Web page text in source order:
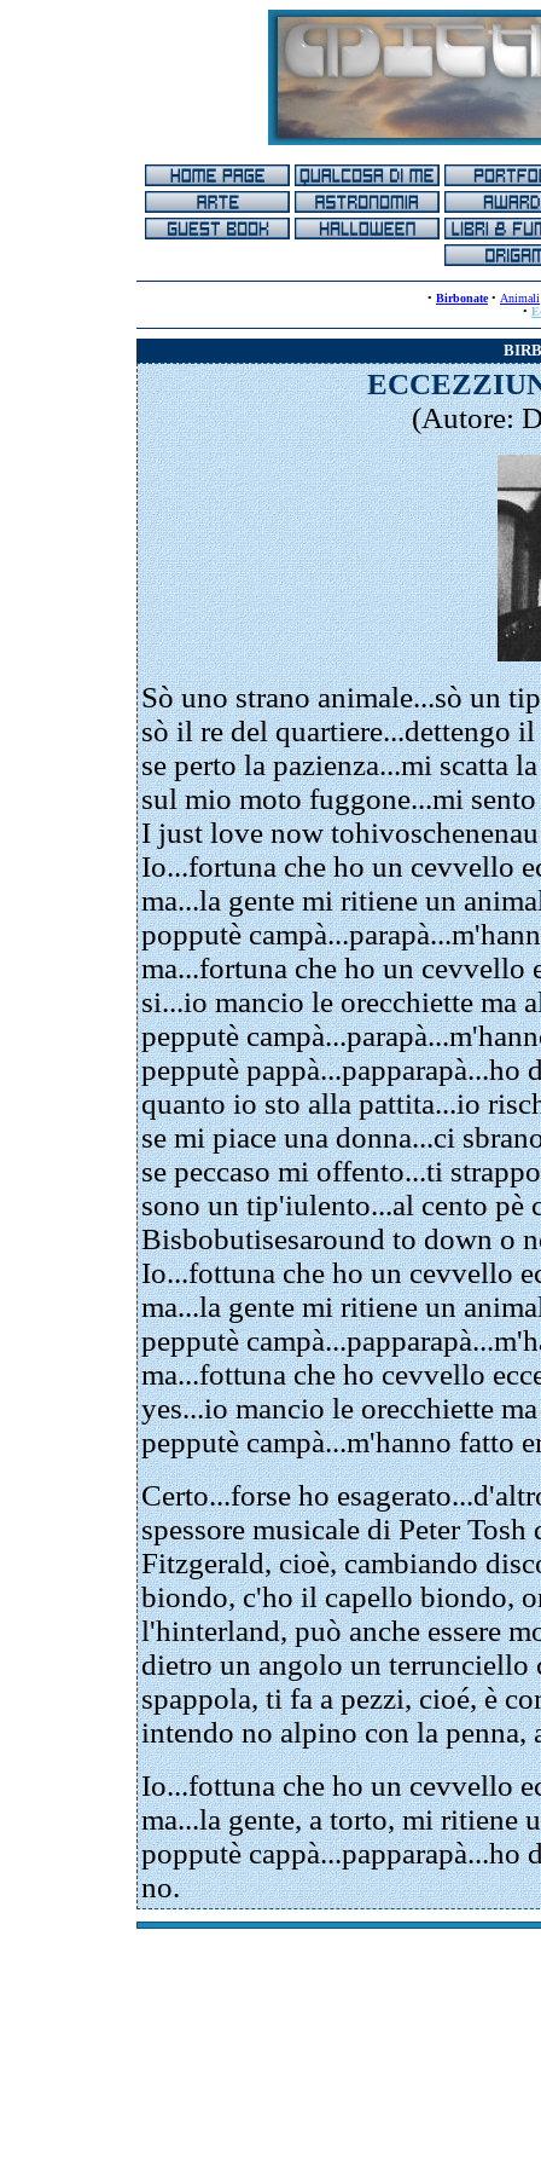
• Birbonate• Animali
•
(Autore:
Sò uno strano animale...sò un
sò il re del quartiere...dettengo il
se perto la pazienza...mi scatta
sul mio moto fuggone...mi
I just love now
Io...fortuna che ho un cevvello
ma...la gente mi ritiene un
popputè
ma...fortuna che ho un cevvello
si...io mancio le orecchiette ma
pepputè
pepputè pappà...papparapà...ho
quanto io sto alla pattita...io
se mi piace una donna...ci
se peccaso mi offento...ti
sono un tip'iulento...al cento pè
Bisbobutisesaround to down o
Io...fottuna che ho un cevvello
ma...la gente mi ritiene un
pepputè
ma...fottuna che ho cevvello
yes...io mancio le orecchiette
pepputè campà...m'hanno fatto
Certo...forse ho
spessore musicale di Peter
Fitzgerald, cioè, cambiando
biondo, c'ho il capello biondo,
l'hinterland, può anche essere
dietro un angolo un terrunciello
spappola, ti fa a pezzi, cioé, è
intendo no alpino con la penna,
Io...fottuna che ho un cevvello
ma...la gente, a torto, mi ritiene
popputè cappà...papparapà...ho
no.